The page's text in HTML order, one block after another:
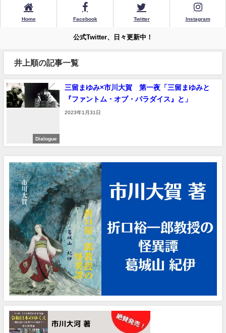
Home Facebook Twitter Instagram
公式Twitter、日々更新中！
井上順の記事一覧
Dialogue
三留まゆみ×市川大賀 第一夜「三留まゆみと
『ファントム・オブ・パラダイス』と」
2023年1月31日